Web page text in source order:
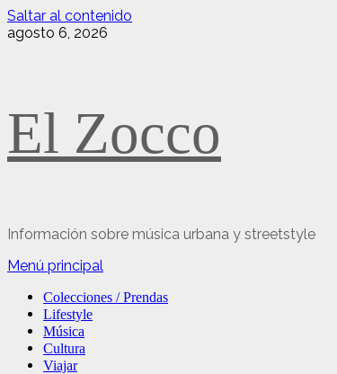
Saltar al contenido
agosto 6, 2026
El Zocco
Información sobre música urbana y streetstyle
Menú principal
Colecciones / Prendas
Lifestyle
Música
Cultura
Viajar